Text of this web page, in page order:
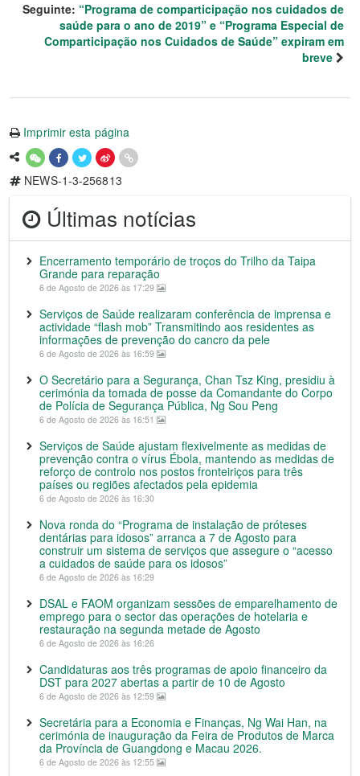
Seguinte: “Programa de comparticipação nos cuidados de
saúde para o ano de 2019” e “Programa Especial de
Comparticipação nos Cuidados de Saúde” expiram em
breve
Imprimir esta página
NEWS-1-3-256813
Últimas notícias
Encerramento temporário de troços do Trilho da Taipa
Grande para reparação
6 de Agosto de 2026 às 17:29
Serviços de Saúde realizaram conferência de imprensa e
actividade “flash mob” Transmitindo aos residentes as
informações de prevenção do cancro da pele
6 de Agosto de 2026 às 16:59
O Secretário para a Segurança, Chan Tsz King, presidiu à
cerimónia da tomada de posse da Comandante do Corpo
de Polícia de Segurança Pública, Ng Sou Peng
6 de Agosto de 2026 às 16:51
Serviços de Saúde ajustam flexivelmente as medidas de
prevenção contra o vírus Ébola, mantendo as medidas de
reforço de controlo nos postos fronteiriços para três
países ou regiões afectados pela epidemia
6 de Agosto de 2026 às 16:30
Nova ronda do “Programa de instalação de próteses
dentárias para idosos” arranca a 7 de Agosto para
construir um sistema de serviços que assegure o “acesso
a cuidados de saúde para os idosos”
6 de Agosto de 2026 às 16:29
DSAL e FAOM organizam sessões de emparelhamento de
emprego para o sector das operações de hotelaria e
restauração na segunda metade de Agosto
6 de Agosto de 2026 às 16:26
Candidaturas aos três programas de apoio financeiro da
DST para 2027 abertas a partir de 10 de Agosto
6 de Agosto de 2026 às 12:59
Secretária para a Economia e Finanças, Ng Wai Han, na
cerimónia de inauguração da Feira de Produtos de Marca
da Província de Guangdong e Macau 2026.
6 de Agosto de 2026 às 12:55